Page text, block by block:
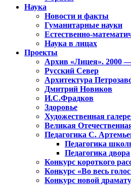
Наука
Новости и факты
Гуманитарные науки
Естественно-
Наука в лицах
Проекты
Архив «Лицея». 2000
Русский Север
Архитектура
Дмитрий Новиков
И.С.Фрадков
Здоровье
Художественная
Великая
Педагогика С.
Педагогика
Педагогика двора
Конкурс короткого
Конкурс «Во весь
Конкурс новой